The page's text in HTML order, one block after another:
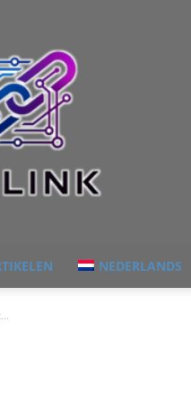
NEDERLANDS